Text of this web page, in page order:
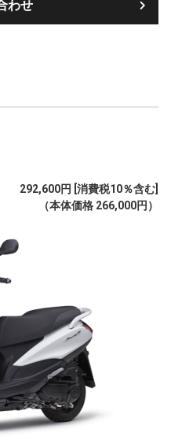
わせ
292,600円 [消費税10％含む]
（本体価格 266,000円）